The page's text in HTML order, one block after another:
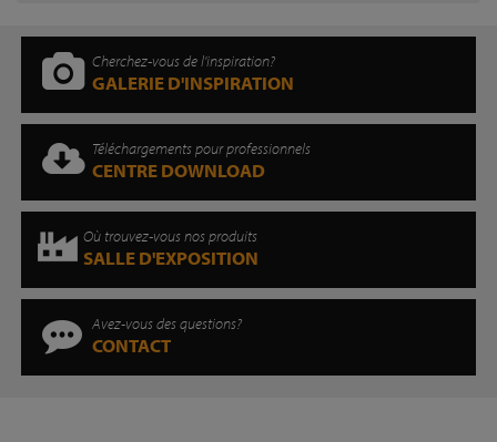
Cherchez-vous de l'inspiration?
GALERIE D'INSPIRATION
Téléchargements pour professionnels
CENTRE DOWNLOAD
Où trouvez-vous nos produits
SALLE D'EXPOSITION
Avez-vous des questions?
CONTACT